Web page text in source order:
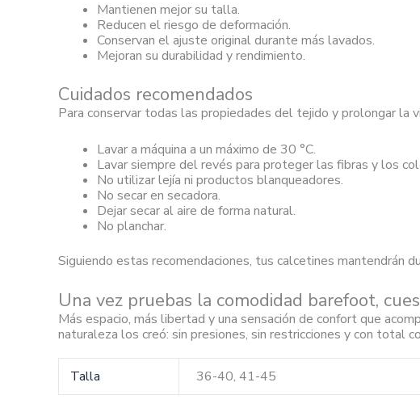
Mantienen mejor su talla.
Reducen el riesgo de deformación.
Conservan el ajuste original durante más lavados.
Mejoran su durabilidad y rendimiento.
Cuidados recomendados
Para conservar todas las propiedades del tejido y prolongar la
Lavar a máquina a un máximo de 30 °C.
Lavar siempre del revés para proteger las fibras y los
No utilizar lejía ni productos blanqueadores.
No secar en secadora.
Dejar secar al aire de forma natural.
No planchar.
Siguiendo estas recomendaciones, tus calcetines mantendrán
Una vez pruebas la comodidad barefoot,
Más espacio, más libertad y una sensación de confort que
naturaleza los creó: sin presiones, sin restricciones y con total
Talla 36-40, 41-45